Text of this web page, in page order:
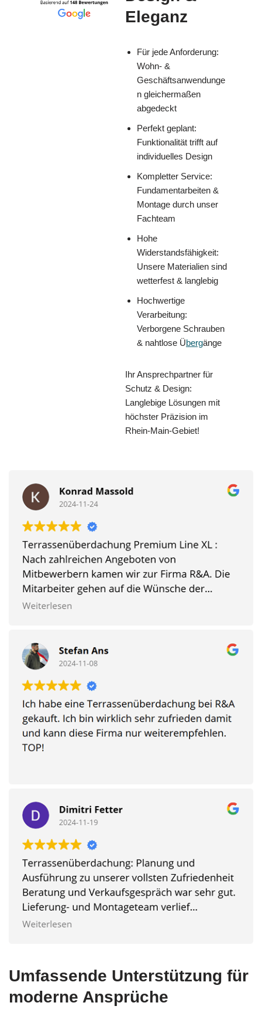
Eleganz
Für jede Anforderung:
Wohn- &
Geschäftsanwendunge
n gleichermaßen
abgedeckt
Perfekt geplant:
Funktionalität trifft auf
individuelles Design
Kompletter Service:
Fundamentarbeiten &
Montage durch unser
Fachteam
Hohe
Widerstandsfähigkeit:
Unsere Materialien sind
wetterfest & langlebig
Hochwertige
Verarbeitung:
Verborgene Schrauben
& nahtlose Übergänge
Ihr Ansprechpartner für
Schutz & Design:
Langlebige Lösungen mit
höchster Präzision im
Rhein-Main-Gebiet!
Umfassende Unterstützung für
moderne Ansprüche